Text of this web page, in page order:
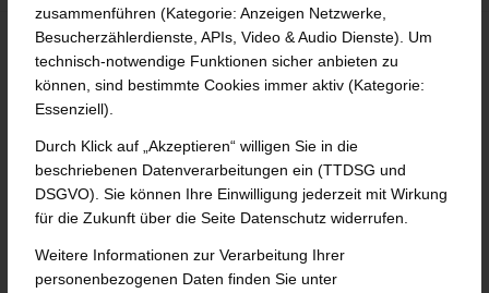
News (de)
Moderne Berufe rund um den
Maschinenbau
UTH GmbH informiert auf der
zusammenführen (Kategorie: Anzeigen Netzwerke,
Besucherzählerdienste, APIs, Video & Audio Dienste). Um
technisch-notwendige Funktionen sicher anbieten zu
können, sind bestimmte Cookies immer aktiv (Kategorie:
Essenziell).
Durch Klick auf „Akzeptieren“ willigen Sie in die
beschriebenen Datenverarbeitungen ein (TTDSG und
DSGVO). Sie können Ihre Einwilligung jederzeit mit Wirkung
für die Zukunft über die Seite Datenschutz widerrufen.
Weitere Informationen zur Verarbeitung Ihrer
personenbezogenen Daten finden Sie unter